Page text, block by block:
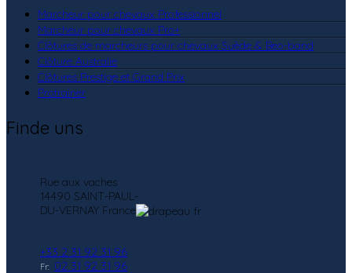
Marcheur pour chevaux Professionnel
Marcheur pour chevaux Pro+
Clôtures de marcheurs pour chevaux Suède & Beo-band
Clôture Australie
Clôtures Prestige et Grand Prix
Protrainer
Finde uns
Rue aux vaches
14490 SAINT-PAUL-
DU-VERNAY France
+33 2 31 92 31 96
Fr: 02 31 92 31 96